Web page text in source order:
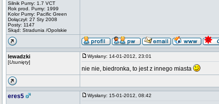
Silnik Pumy: 1.7 VCT
Rok prod. Pumy: 1999
Kolor Pumy: Pacific Green
Dołączył: 27 Sty 2008
Posty: 1147
Skąd: Stradunia /Opolskie
lewadzki
[Usunięty]
Wysłany: 14-01-2012, 23:01
nie nie, biedronka, to jest z innego miasta
eres5 Wysłany: 15-01-2012, 08:42